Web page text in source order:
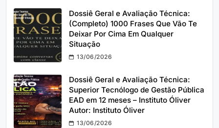
Dossiê Geral e Avaliação Técnica:
(Completo) 1000 Frases Que Vão Te
Deixar Por Cima Em Qualquer
Situação
13/06/2026
Dossiê Geral e Avaliação Técnica:
Superior Tecnólogo de Gestão Pública
EAD em 12 meses – Instituto Óliver
Autor: Instituto Óliver
13/06/2026